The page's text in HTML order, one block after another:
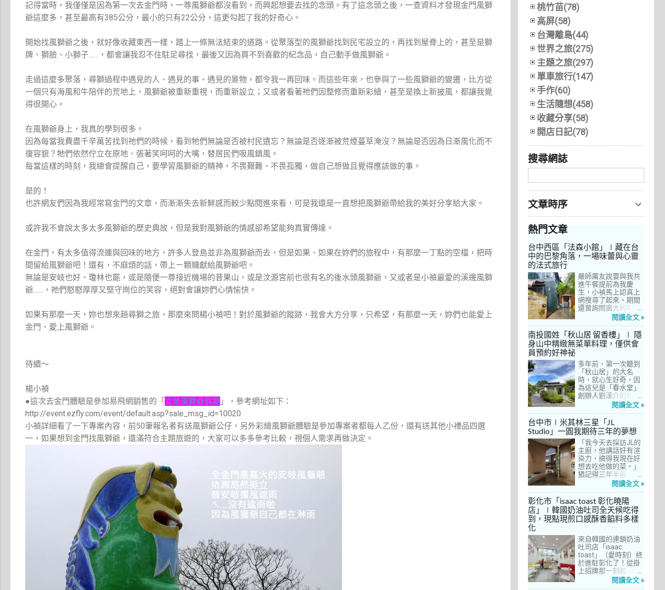
記得當時，我僅僅是因為第一次去金門時，一尊風獅爺都沒看到，而興起想要去找的念頭。有了這念頭之後，一查資料才發現金門風獅
爺這麼多，甚至最高有385公分，最小的只有22公分，這更勾起了我的好奇心。
開始找風獅爺之後，就好像收藏東西一樣，踏上一條無法結束的道路。從聚落型的風獅爺找到民宅設立的，再找到屋脊上的，甚至是獅
牌、獅臉、小獅子……，都會讓我忍不住駐足尋找，最後又因為買不到喜歡的紀念品，自己動手做風獅爺。
走過這麼多聚落，尋獅過程中遇見的人、遇見的事、遇見的景物，都令我一再回味。而這些年來，也參與了一些風獅爺的變遷，比方從
一個只有海風和牛陪伴的荒地上，風獅爺被重新重視，而重新設立；又或者看著祂們因整修而重新彩繪，甚至是換上新披風，都讓我覺
得很開心。
在風獅爺身上，我真的學到很多。
因為每當我費盡千辛萬苦找到祂們的時候，看到牠們無論是否被村民遺忘？無論是否逐漸被荒煙蔓草淹沒？無論是否因為日漸風化而不
復容貌？牠們依然佇立在原地、張著笑呵呵的大嘴，替居民們吸風鎮風。
每當這樣的時刻，我總會提醒自己，要學習風獅爺的精神，不畏艱難、不畏孤獨，做自己想做且覺得應該做的事。
是的！
也許網友們因為我經常寫金門的文章，而漸漸失去新鮮感而較少點閱進來看，可是我還是一直想把風獅爺帶給我的美好分享給大家。
或許我不會說太多太多風獅爺的歷史典故，但是我對風獅爺的情感卻希望能夠真實傳達。
在金門，有太多值得流連與回味的地方，許多人登島並非為風獅爺而去，但是如果、如果在妳們的旅程中，有那麼一丁點的空檔，把時
間留給風獅爺吧！還有，不麻煩的話，帶上ㄧ顆糖獻給風獅爺吧。
無論是安岐也好、瓊林也罷，或是隨便一尊接近機場的昔果山，或是汶源宮前也很有名的後水頭風獅爺，又或者是小禎最愛的溪邊風獅
爺……，祂們憨憨厚厚又堅守崗位的笑容，絕對會讓妳們心情愉快。
如果有那麼一天，妳也想來趟尋獅之旅，那麼來問楊小禎吧！對於風獅爺的蹤跡，我會大方分享，只希望，有那麼一天，妳們也能愛上
金門、愛上風獅爺。
待續～
楊小禎
●這次去金門體驗是參加易飛網銷售的「 立榮風獅爺假期 」，參考網址如下：
http://event.ezfly.com/event/default.asp?sale_msg_id=10020
小禎詳細看了一下專案內容，前50筆報名者有送風獅爺公仔，另外彩繪風獅爺體驗是參加專案者都每人乙份，還有送其他小禮品四選
一，如果想到金門找風獅爺，還滿符合主題旅遊的，大家可以多多參考比較，視個人需求再做決定。
桃竹苗(78)
高屏(58)
台灣離島(44)
世界之旅(275)
主題之旅(297)
單車旅行(147)
手作(60)
生活隨想(458)
收藏分享(58)
開店日記(78)
搜尋網誌
文章時序
熱門文章
台中西區「法森小館」∣藏在台
中的巴黎角落，一場味蕾與心靈
的法式旅行
嚴師厲友說要與我共
進午餐提前為我慶
生，小禎馬上認真上
網搜尋了起來。期間
還曾詢問廣大的親友
們有沒有推薦的餐
阿姨及桄甄老師誠懇
給我建議，其他都是
一堆來亂的！哈～ 從
宮」到台中的
「澀」，再比較了幾
間價位較親民的牛排
餐廳……，最終，小禎
選定了阿姨及表弟剛
去吃過的「法森小
館」，理由很簡單：
歐法套餐1680元起的
價位可以接受，而且
不是無菜單料理，從
開胃菜、湯品、主
菜、甜點等，通通可
以選自己喜歡的，小
禎覺得能夠自由搭配
很讚！而且「法森小
館」是台中老字號的
不斷，能夠屹立不搖
這麼多年，一定有它
的道理在呀！
閱讀全文 »
南投國姓「秋山居 留香樓」∣ 隱
身山中精緻無菜單料理，僅供會
員預約好神祕
多年前，第一次聽到
「秋山居」的大名
時，就心生好奇，因
為這兒是「春水堂」
創辦人劉漢介的私人
招待所，只對會員開
自從十多年前搬回彰
化之後，小禎才開始
上春水堂吃飯、喝
茶，有一度還把春水
堂當麵店在吃，每週
到台中上課時，總忍
不住奔入春水堂，點
上一碗「XO醬拌麵」
搭配一杯茶飲，後來
也嘗試過其他茶點，
對春水堂的餐飲很有
信心。因此，一得知
秋山居是春水堂創辦
人開設的，感覺就是
食的小禎而言，自然
深具吸引力。
閱讀全文 »
台中市∣米其林三星「JL
Studio」一圓我期待三年的夢想
「我今天去採訪JL的
主廚，他講話好有渲
染力，搞得我現在好
想去吃他做的菜。」
猶記得三年半前，當
米其林評鑑要來台中
做了一次得獎預測，
於是我因為工作踏入
JL Studio，當天回家
之後，我就迫不及待
從事美食採訪20多
年，只採訪沒吃的店
也不計其數，但從沒
有一家餐廳讓我這樣
充滿渴望，留下「真
的好想吃吃看」的懸
閱讀全文 »
彰化市「isaac toast 彰化曉陽
店」∣韓國奶油吐司全天候吃得
到，現點現煎口感酥香餡料多樣
化
來自韓國的連鎖奶油
吐司店「isaac
toast」（愛時刻）終
於進駐彰化了！從掛
上招牌那一刻起，小
禎就想著找時間來吃
閱讀全文 »